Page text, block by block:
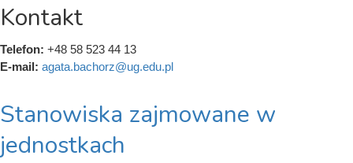
Kontakt
Telefon: +48 58 523 44 13
E-mail: agata.bachorz@ug.edu.pl
Stanowiska zajmowane w
jednostkach